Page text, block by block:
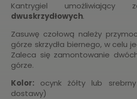
Kantrygiel umożliwiający
dwuskrzydłowych.
Zasuwę czołową należy
górze skrzydła biernego, w celu
Zaleca się zamontowanie
górze.
Kolor: ocynk żółty lub
dostawy)